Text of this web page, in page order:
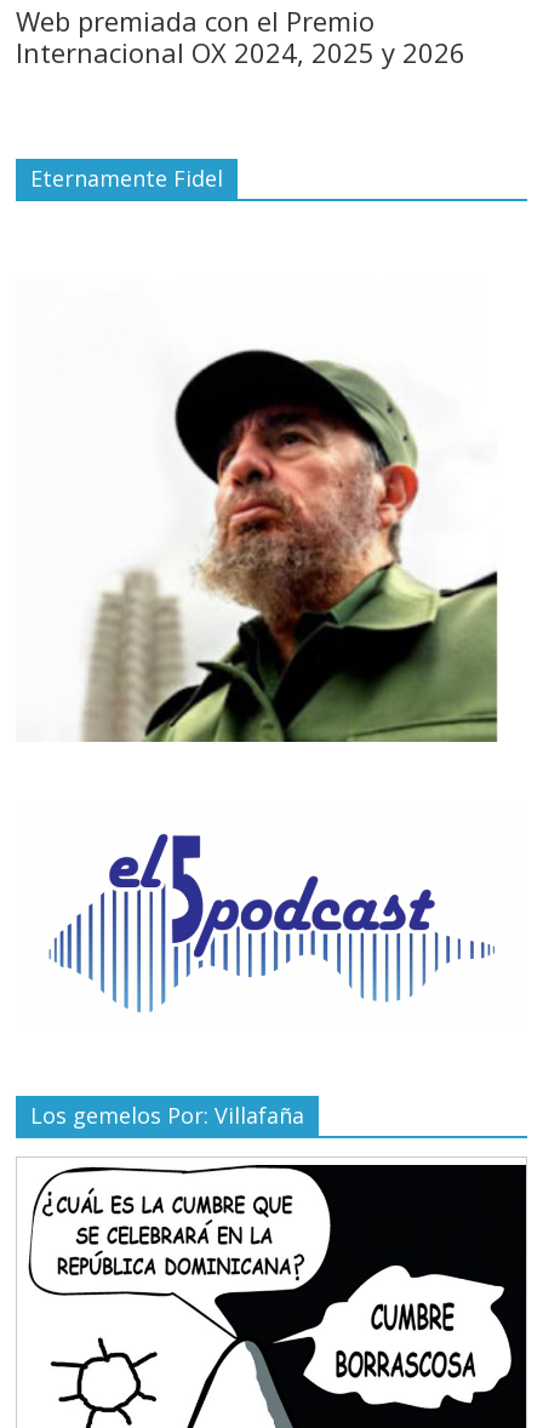
Web premiada con el Premio
Internacional OX 2024, 2025 y 2026
Eternamente Fidel
Los gemelos Por: Villafaña